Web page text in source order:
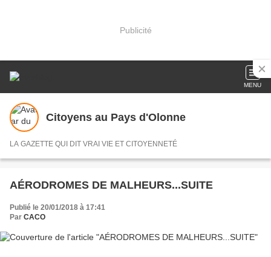
Publicité
MENU
Citoyens au Pays d'Olonne
LA GAZETTE QUI DIT VRAI VIE ET CITOYENNETÉ
AÉRODROMES DE MALHEURS...SUITE
Publié le 20/01/2018 à 17:41
Par CACO